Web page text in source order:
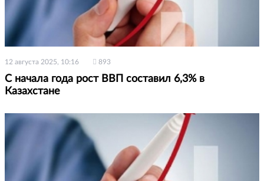
12 августа 2025, 10:16 893
С начала года рост ВВП составил 6,3% в
Казахстане